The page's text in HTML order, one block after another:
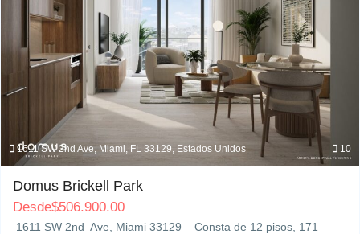
1611 SW 2nd Ave, Miami, FL 33129, Estados Unidos 10
Domus Brickell Park
Desde$506.900.00
1611 SW 2nd Ave, Miami 33129 Consta de 12 pisos, 171